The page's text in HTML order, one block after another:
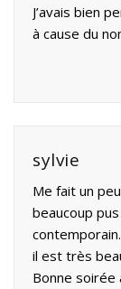
J’avais bien
à cause du
sylvie
Me fait un
beaucoup
contemporain.
il est très
Bonne soirée